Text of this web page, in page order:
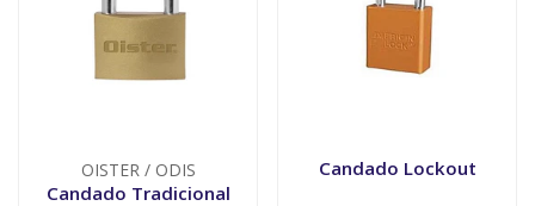
OISTER / ODIS
Candado Tradicional
Candado Lockout